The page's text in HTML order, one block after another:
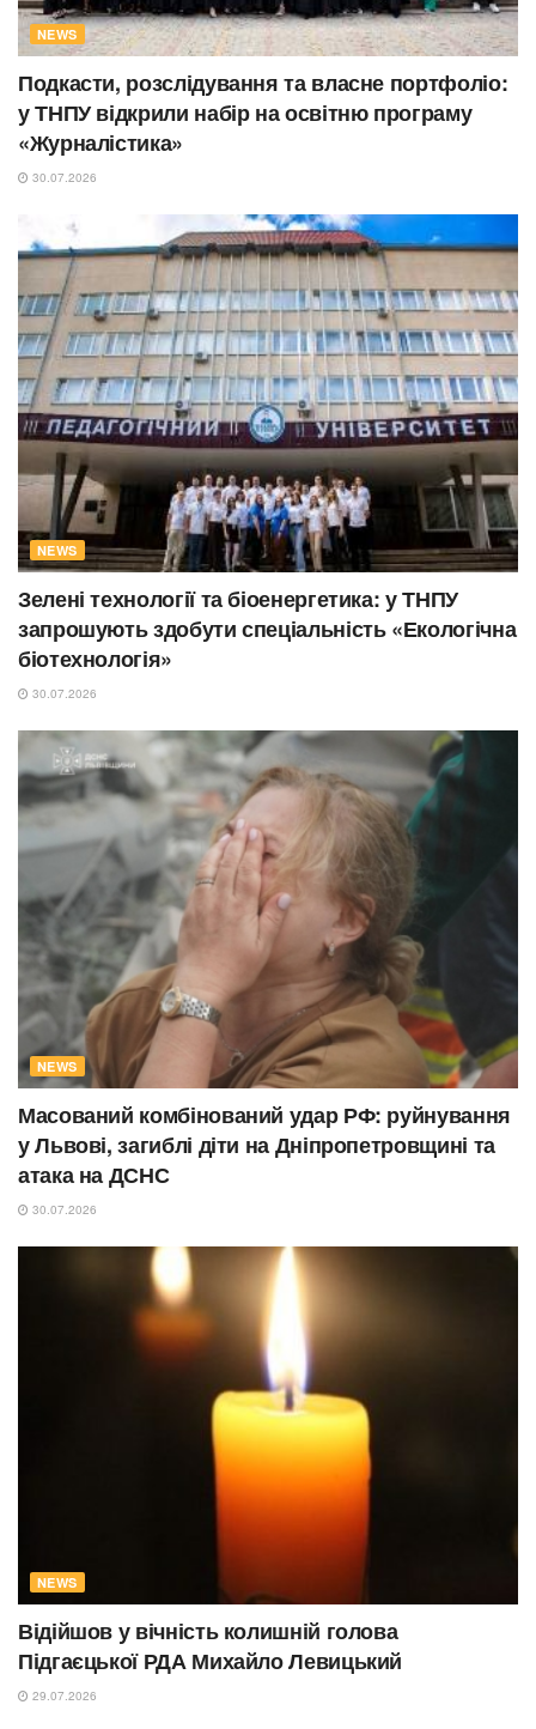
NEWS
Подкасти, розслідування та власне портфоліо:
у ТНПУ відкрили набір на освітню програму
«Журналістика»
30.07.2026
NEWS
Зелені технології та біоенергетика: у ТНПУ
запрошують здобути спеціальність «Екологічна
біотехнологія»
30.07.2026
NEWS
Масований комбінований удар РФ: руйнування
у Львові, загиблі діти на Дніпропетровщині та
атака на ДСНС
30.07.2026
NEWS
Відійшов у вічність колишній голова
Підгаєцької РДА Михайло Левицький
29.07.2026